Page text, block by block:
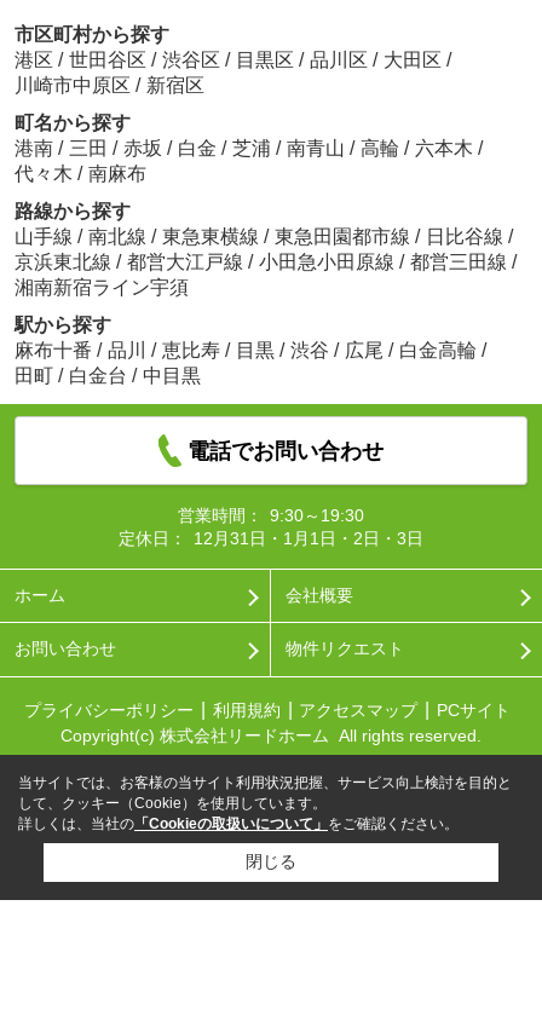
市区町村から探す
港区 / 世田谷区 / 渋谷区 / 目黒区 / 品川区 / 大田区 /
川崎市中原区 / 新宿区
町名から探す
港南 / 三田 / 赤坂 / 白金 / 芝浦 / 南青山 / 高輪 / 六本木 /
代々木 / 南麻布
路線から探す
山手線 / 南北線 / 東急東横線 / 東急田園都市線 / 日比谷線 /
京浜東北線 / 都営大江戸線 / 小田急小田原線 / 都営三田線 /
湘南新宿ライン宇須
駅から探す
麻布十番 / 品川 / 恵比寿 / 目黒 / 渋谷 / 広尾 / 白金高輪 /
田町 / 白金台 / 中目黒
電話でお問い合わせ
営業時間：
9:30～19:30
定休日：
12月31日・1月1日・2日・3日
ホーム 会社概要
お問い合わせ 物件リクエスト
プライバシーポリシー 利用規約 アクセスマップ
PCサイト
Copyright(c) 株式会社リードホーム All rights reserved.
当サイトでは、お客様の当サイト利用状況把握、サービス向上検討を目的と
して、クッキー（Cookie）を使用しています。
詳しくは、当社の 「Cookieの取扱いについて」 をご確認ください。
閉じる